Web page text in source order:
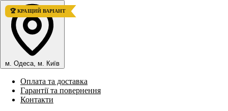
м. Одеса, м. Київ
Оплата та доставка
Гарантії та повернення
Контакти
🏆 КРАЩИЙ ВАРІАНТ